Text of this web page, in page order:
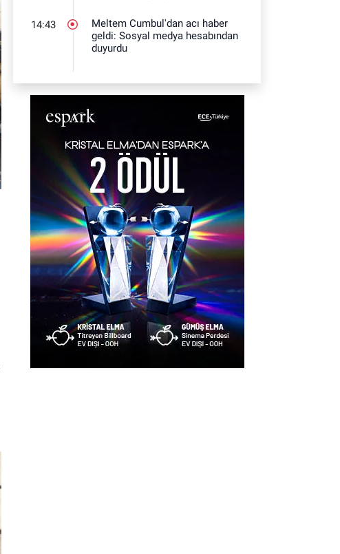
14:43
Meltem Cumbul'dan acı haber
geldi: Sosyal medya hesabından
duyurdu